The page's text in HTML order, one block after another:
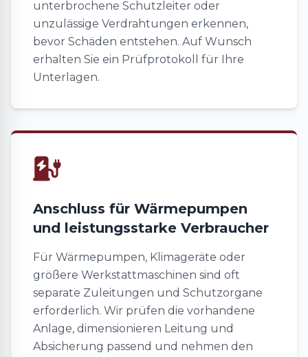
unterbrochene Schutzleiter oder
unzulässige Verdrahtungen erkennen,
bevor Schäden entstehen. Auf Wunsch
erhalten Sie ein Prüfprotokoll für Ihre
Unterlagen.
Anschluss für Wärmepumpen
und leistungsstarke Verbraucher
Für Wärmepumpen, Klimageräte oder
größere Werkstattmaschinen sind oft
separate Zuleitungen und Schutzorgane
erforderlich. Wir prüfen die vorhandene
Anlage, dimensionieren Leitung und
Absicherung passend und nehmen den